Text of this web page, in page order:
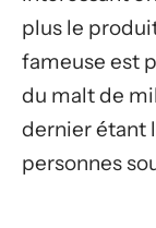
plus le
fameuse est
du malt de
dernier étant
personnes